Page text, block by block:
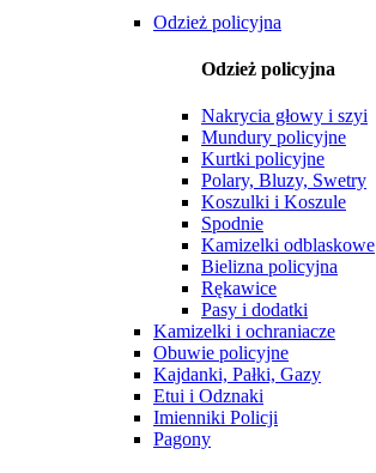
Odzież policyjna
Odzież policyjna
Nakrycia głowy i szyi
Mundury policyjne
Kurtki policyjne
Polary, Bluzy, Swetry
Koszulki i Koszule
Spodnie
Kamizelki odblaskowe
Bielizna policyjna
Rękawice
Pasy i dodatki
Kamizelki i ochraniacze
Obuwie policyjne
Kajdanki, Pałki, Gazy
Etui i Odznaki
Imienniki Policji
Pagony